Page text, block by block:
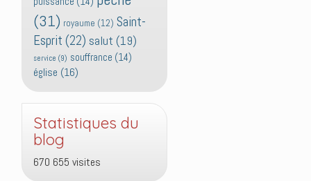
(31) royaume (12) Saint-
Esprit (22) salut (19)
service (9) souffrance (14)
église (16)
Statistiques du
blog
670 655 visites